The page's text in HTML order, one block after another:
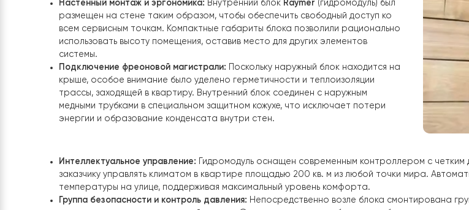
2. Обустройство внутренней котельной и монтаж
гидромодуля
После успешной установки наружного блока на крыше мы перешли к монтажу
гидромодуля внутри квартиры. Для этого было выделено специальное
техническое помещение, где сосредоточены все ключевые коммуникации. Такой
подход позволил реализовать профессиональную, эстетичную и функциональную
обвязку, не занимая полезную площадь жилых комнат и сохраняя целостность
интерьера.
Настенный монтаж и эргономика:Внутренний блокRaymer(гидромодуль) был
размещен на стене таким образом, чтобы обеспечить свободный доступ ко
всем сервисным точкам. Компактные габариты блока позволили рационально